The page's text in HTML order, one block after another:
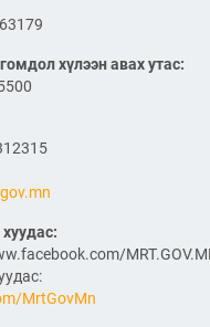
төлөөллийг
авч уулзлаа
САЙД
ЯПОН
ЭЛЧИН САЙДТАЙ
БУУДЛЫН
ТӨСЛИЙН
Агаарын
хэлэлцээрийг
хүлээн авах утас:
MrtGovMn